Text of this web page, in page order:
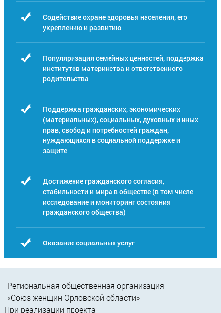
Содействие охране здоровья населения, его
укреплению и развитию
Популяризация семейных ценностей, поддержка
институтов материнства и ответственного
родительства
Поддержка гражданских, экономических
(материальных), социальных, духовных и иных
прав, свобод и потребностей граждан,
нуждающихся в социальной поддержке и
защите
Достижение гражданского согласия,
стабильности и мира в обществе (в том числе
исследование и мониторинг состояния
гражданского общества)
Оказание социальных услуг
Региональная общественная организация
«Союз женщин Орловской области»
При реализации проекта